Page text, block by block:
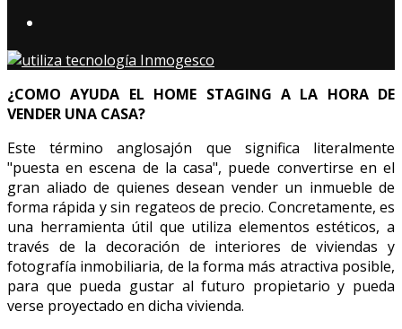
¿COMO AYUDA EL HOME STAGING A LA HORA DE
VENDER UNA CASA?
Este término anglosajón que significa literalmente
"puesta en escena de la casa", puede convertirse en el
gran aliado de quienes desean vender un inmueble de
forma rápida y sin regateos de precio. Concretamente, es
una herramienta útil que utiliza elementos estéticos, a
través de la decoración de interiores de viviendas y
fotografía inmobiliaria, de la forma más atractiva posible,
para que pueda gustar al futuro propietario y pueda
verse proyectado en dicha vivienda.